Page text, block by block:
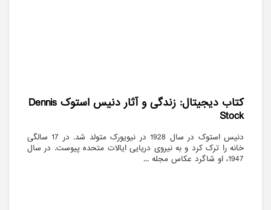
کتاب دیجیتال: زندگی و آثار دنیس استوک Dennis
Stock
دنیس استوک در سال 1928 در نیویورک متولد شد. در 17 سالگی
خانه را ترک کرد و به نیروی دریایی ایالات متحده پیوست. در سال
1947، او شاگرد عکاس مجله ...